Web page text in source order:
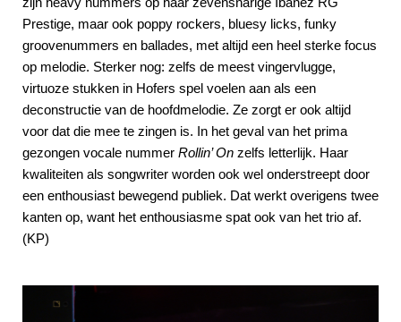
Prestige, maar ook poppy rockers, bluesy licks, funky
groovenummers en ballades, met altijd een heel sterke focus
op melodie. Sterker nog: zelfs de meest vingervlugge,
virtuoze stukken in Hofers spel voelen aan als een
deconstructie van de hoofdmelodie. Ze zorgt er ook altijd
voor dat die mee te zingen is. In het geval van het prima
gezongen vocale nummer Rollin’ On zelfs letterlijk. Haar
kwaliteiten als songwriter worden ook wel onderstreept door
een enthousiast bewegend publiek. Dat werkt overigens twee
kanten op, want het enthousiasme spat ook van het trio af.
(KP)